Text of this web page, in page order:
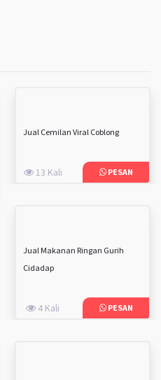
Jual Cemilan Viral Coblong
13 Kali PESAN
Jual Makanan Ringan Gurih
Cidadap
4 Kali PESAN